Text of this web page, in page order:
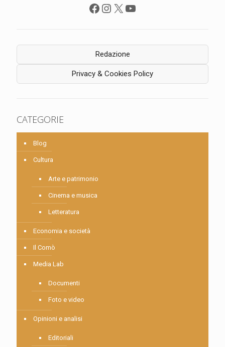
Facebook
Instagram
X YouTube
Redazione
Privacy & Cookies Policy
CATEGORIE
Blog
Cultura
Arte e patrimonio
Cinema e musica
Letteratura
Economia e società
Il Comò
Media Lab
Documenti
Foto e video
Opinioni e analisi
Editoriali